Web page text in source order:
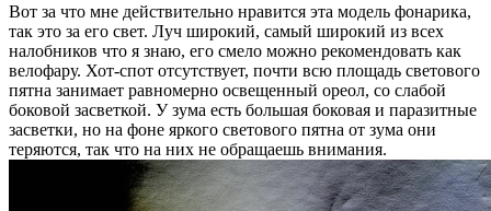
Вот за что мне действительно нравится эта модель фонарика,
так это за его свет. Луч широкий, самый широкий из всех
налобников что я знаю, его смело можно рекомендовать как
велофару. Хот-спот отсутствует, почти всю площадь светового
пятна занимает равномерно освещенный ореол, со слабой
боковой засветкой. У зума есть большая боковая и паразитные
засветки, но на фоне яркого светового пятна от зума они
теряются, так что на них не обращаешь внимания.